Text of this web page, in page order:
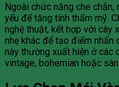
Ngoài chức năng che
yếu để tăng tính thẩm mỹ.
nghệ thuật, kết hợp với cây
nhẹ khác để tạo điểm nhấn
này thường xuất hiện ở các
vintage, bohemian hoặc sân